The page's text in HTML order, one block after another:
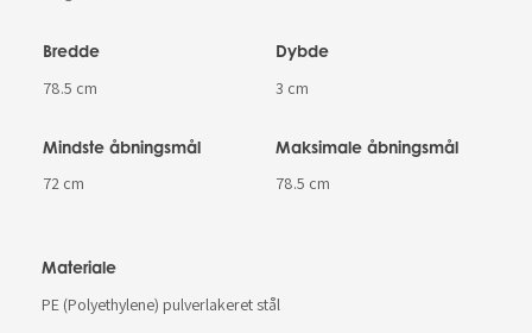
Bredde
78.5 cm
Dybde
3 cm
Mindste åbningsmål
72 cm
Maksimale åbningsmål
78.5 cm
Materiale
PE (Polyethylene) pulverlakeret stål